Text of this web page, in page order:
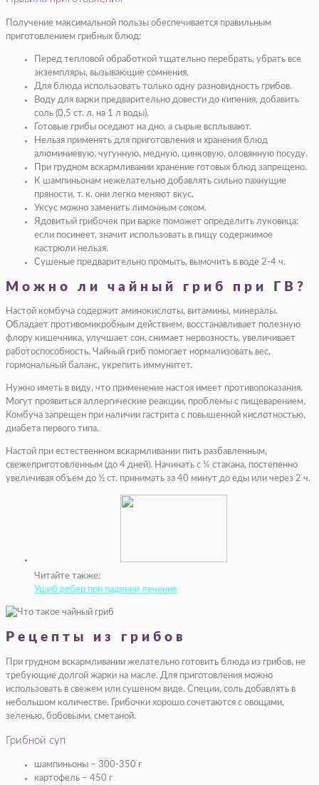
Получение максимальной пользы обеспечивается правильным
приготовлением грибных блюд:
Перед тепловой обработкой тщательно перебрать, убрать все
экземпляры, вызывающие сомнения.
Для блюда использовать только одну разновидность грибов.
Воду для варки предварительно довести до кипения, добавить
соль (0,5 ст. л. на 1 л воды).
Готовые грибы оседают на дно, а сырые всплывают.
Нельзя применять для приготовления и хранения блюд
алюминиевую, чугунную, медную, цинковую, оловянную посуду.
При грудном вскармливании хранение готовых блюд запрещено.
К шампиньонам нежелательно добавлять сильно пахнущие
пряности, т. к. они легко меняют вкус.
Уксус можно заменить лимонным соком.
Ядовитый грибочек при варке поможет определить луковица:
если посинеет, значит использовать в пищу содержимое
кастрюли нельзя.
Сушеные предварительно промыть, вымочить в воде 2-4 ч.
Можно ли чайный гриб при ГВ?
Настой комбуча содержит аминокислоты, витамины, минералы.
Обладает противомикробным действием, восстанавливает полезную
флору кишечника, улучшает сон, снимает нервозность, увеличивает
работоспособность. Чайный гриб помогает нормализовать вес,
гормональный баланс, укрепить иммунитет.
Нужно иметь в виду, что применение настоя имеет противопоказания.
Могут проявиться аллергические реакции, проблемы с пищеварением.
Комбуча запрещен при наличии гастрита с повышенной кислотностью,
диабета первого типа.
Настой при естественном вскармливании пить разбавленным,
свежеприготовленным (до 4 дней). Начинать с ¼ стакана, постепенно
увеличивая объем до ½ ст. принимать за 40 минут до еды или через 2 ч.
Читайте также:
Ушиб ребер при падении лечение
Рецепты из грибов
При грудном вскармливании желательно готовить блюда из грибов, не
требующие долгой жарки на масле. Для приготовления можно
использовать в свежем или сушеном виде. Специи, соль добавлять в
небольшом количестве. Грибочки хорошо сочетаются с овощами,
зеленью, бобовыми, сметаной.
Грибной суп
шампиньоны – 300-350 г
картофель – 450 г